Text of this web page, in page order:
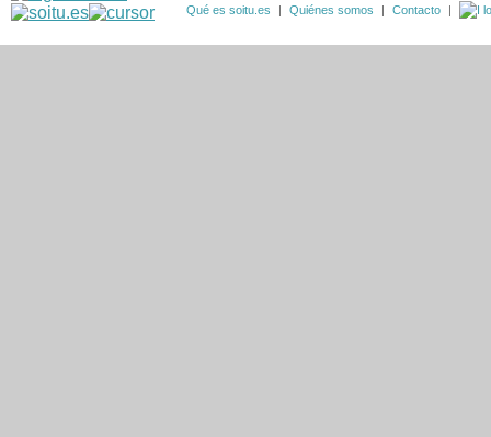
Qué es soitu.es
| Quiénes somos | Contacto |